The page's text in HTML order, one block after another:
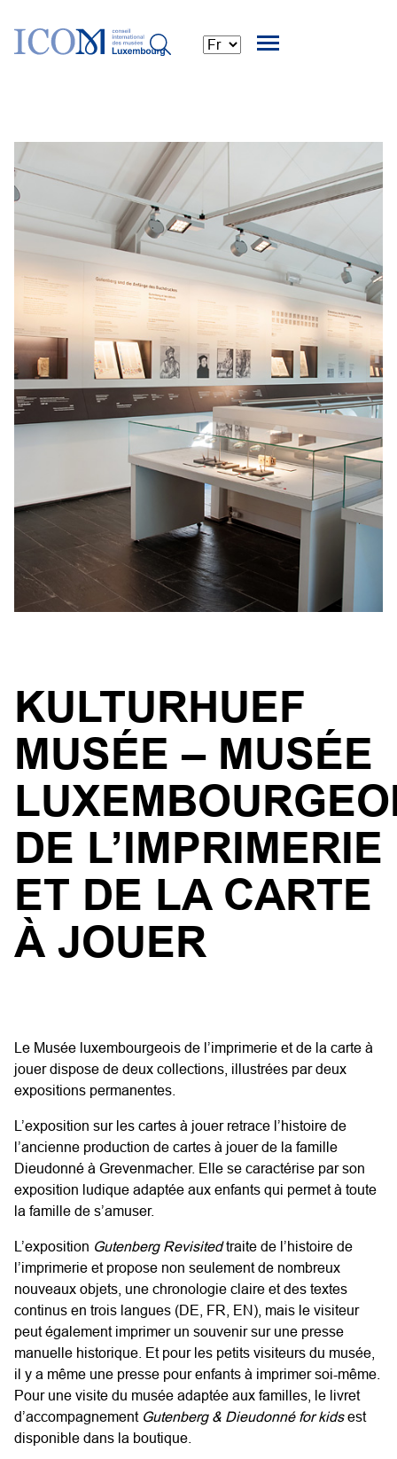
KULTURHUEF
MUSÉE – MUSÉE
DE L’IMPRIMERIE
ET DE LA CARTE
À JOUER
Le Musée luxembourgeois de l’imprimerie et de la carte à
jouer dispose de deux collections, illustrées par deux
expositions permanentes.
L’exposition sur les cartes à jouer retrace l’histoire de
l’ancienne production de cartes à jouer de la famille
Dieudonné à Grevenmacher. Elle se caractérise par son
exposition ludique adaptée aux enfants qui permet à toute
la famille de s’amuser.
L’exposition Gutenberg Revisitedtraite de l’histoire de
l’imprimerie et propose non seulement de nombreux
nouveaux objets, une chronologie claire et des textes
continus en trois langues (DE, FR, EN), mais le visiteur
peut également imprimer un souvenir sur une presse
manuelle historique. Et pour les petits visiteurs du musée,
il y a même une presse pour enfants à imprimer soi-même.
Pour une visite du musée adaptée aux familles, le livret
d’accompagnement Gutenberg & Dieudonné for kidsest
disponible dans la boutique.